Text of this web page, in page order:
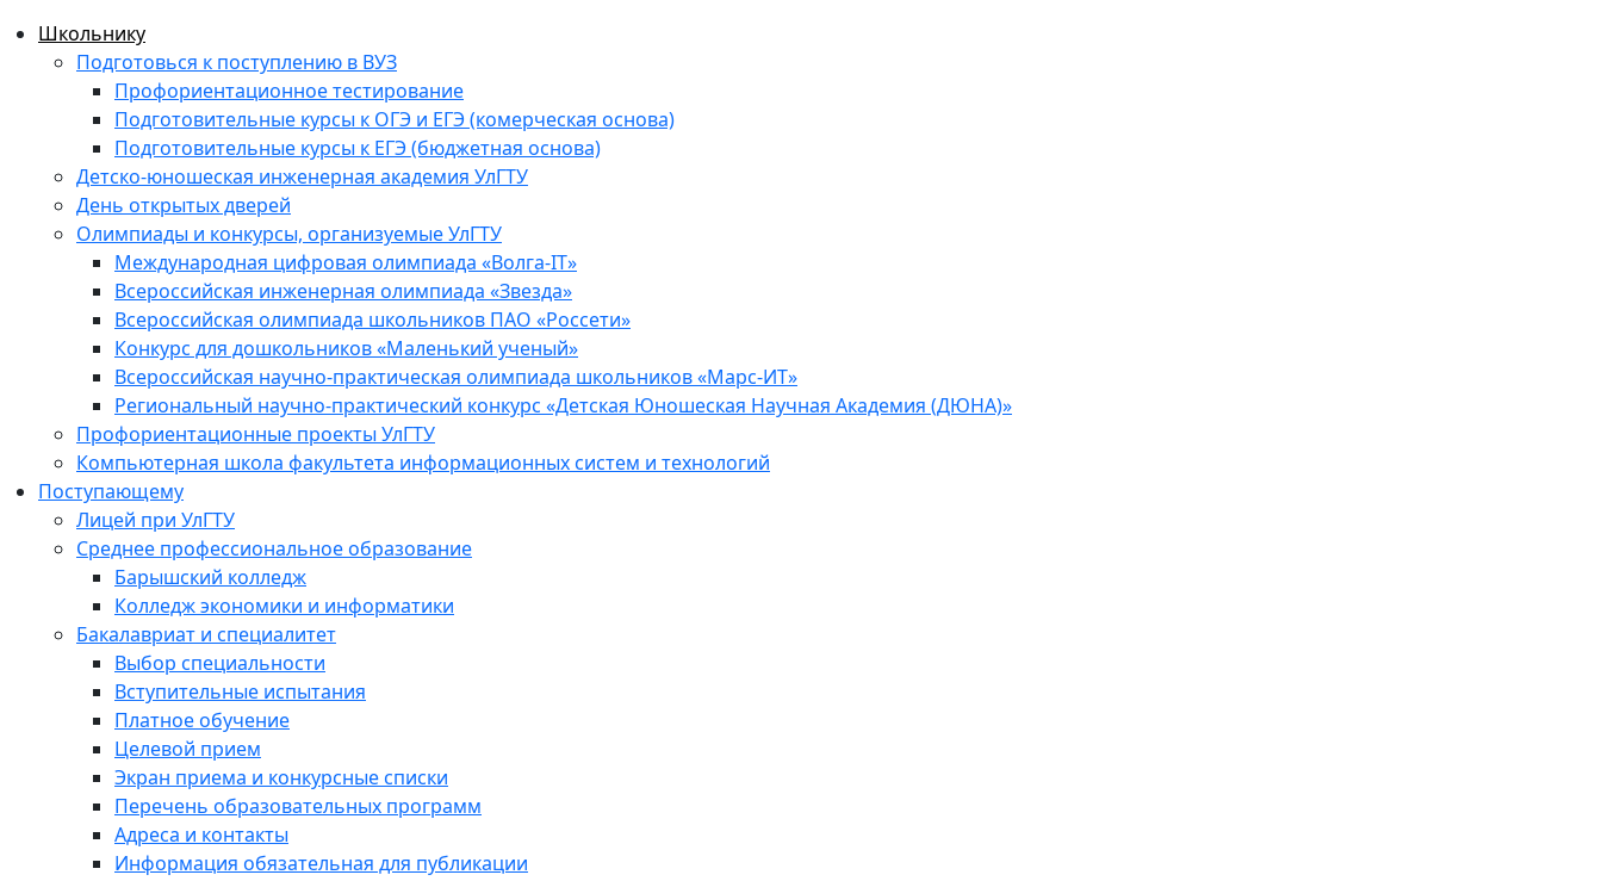
Школьнику
Подготовься к поступлению в ВУЗ
Профориентационное тестирование
Подготовительные курсы к ОГЭ и ЕГЭ (комерческая основа)
Подготовительные курсы к ЕГЭ (бюджетная основа)
Детско-юношеская инженерная академия УлГТУ
День открытых дверей
Олимпиады и конкурсы, организуемые УлГТУ
Международная цифровая олимпиада «Волга-IT»
Всероссийская инженерная олимпиада «Звезда»
Всероссийская олимпиада школьников ПАО «Россети»
Конкурс для дошкольников «Маленький ученый»
Всероссийская научно-практическая олимпиада школьников «Марс-ИТ»
Региональный научно-практический конкурс «Детская Юношеская Научная Академия (ДЮНА)»
Профориентационные проекты УлГТУ
Компьютерная школа факультета информационных систем и технологий
Поступающему
Лицей при УлГТУ
Среднее профессиональное образование
Барышский колледж
Колледж экономики и информатики
Бакалавриат и специалитет
Выбор специальности
Вступительные испытания
Платное обучение
Целевой прием
Экран приема и конкурсные списки
Перечень образовательных программ
Адреса и контакты
Информация обязательная для публикации